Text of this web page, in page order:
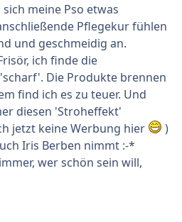
meine Pso etwas
Pflegekur fühlen
und geschmeidig an.
ich finde die
Die Produkte brennen
find ich es zu teuer. Und
diesen 'Stroheffekt'
jetzt keine Werbung hier
)
Iris Berben nimmt :-*
wer schön sein will,